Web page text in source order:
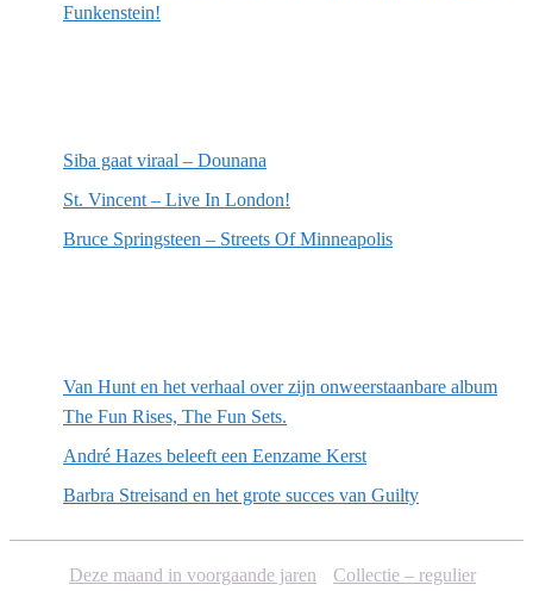
Funkenstein!
Siba gaat viraal – Dounana
St. Vincent – Live In London!
Bruce Springsteen – Streets Of Minneapolis
Van Hunt en het verhaal over zijn onweerstaanbare album
The Fun Rises, The Fun Sets.
André Hazes beleeft een Eenzame Kerst
Barbra Streisand en het grote succes van Guilty
Deze maand in voorgaande jaren
Collectie – regulier